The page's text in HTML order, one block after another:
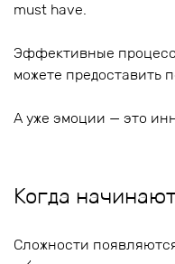
must have.
Эффективные
можете предоставить
А уже эмоции — это
Когда
Сложности